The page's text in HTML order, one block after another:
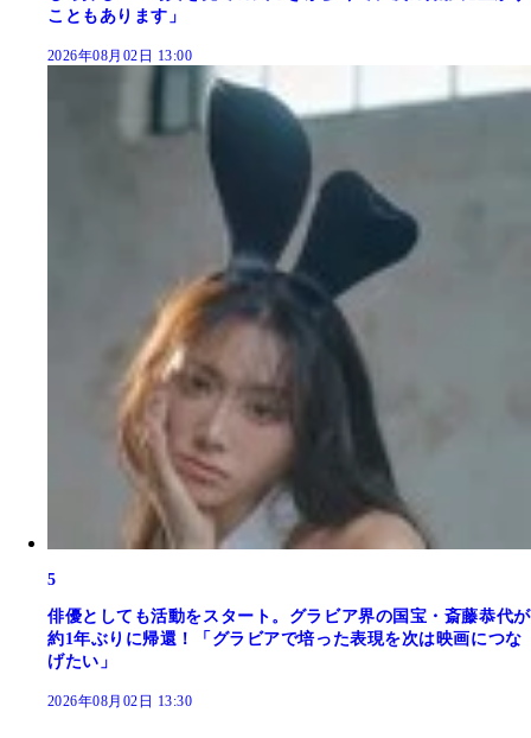
こともあります」
2026年08月02日 13:00
5
俳優としても活動をスタート。グラビア界の国宝・斎藤恭代が
約1年ぶりに帰還！「グラビアで培った表現を次は映画につな
げたい」
2026年08月02日 13:30